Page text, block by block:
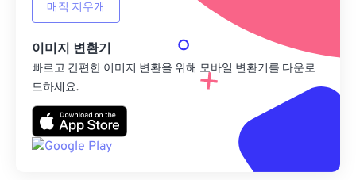
매직 지우개
이미지 변환기
빠르고 간편한 이미지 변환을 위해 모바일 변환기를 다운로
드하세요.